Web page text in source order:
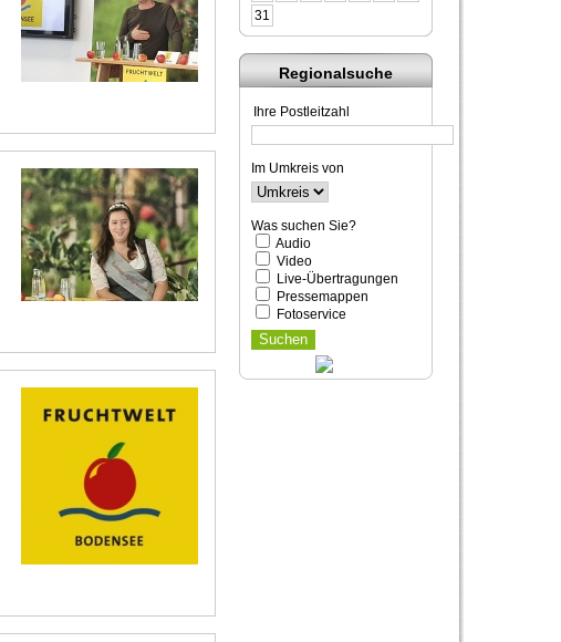
31
Regionalsuche
Ihre Postleitzahl
Im Umkreis von
Was suchen Sie?
Audio
Video
Live-Übertragungen
Pressemappen
Fotoservice